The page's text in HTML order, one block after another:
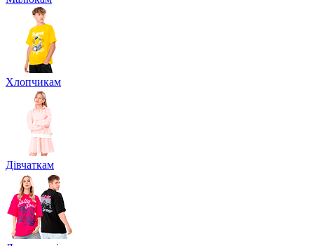
Хлопчикам
Дівчаткам